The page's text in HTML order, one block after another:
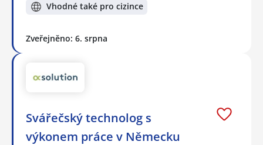
Vhodné také pro cizince
Zveřejněno: 6. srpna
Svářečský technolog s
výkonem práce v Německu